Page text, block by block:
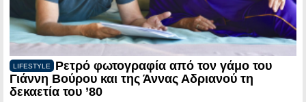
LIFESTYLE
Ρετρό φωτογραφία από τον γάμο του
Γιάννη Βούρου και της Άννας Αδριανού τη
δεκαετία του ’80